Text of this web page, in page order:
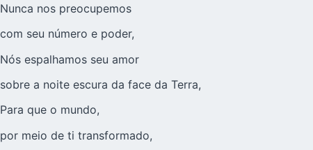
Nunca nos preocupemos
com seu número e poder,
Nós espalhamos seu amor
sobre a noite escura da face da Terra,
Para que o mundo,
por meio de ti transformado,